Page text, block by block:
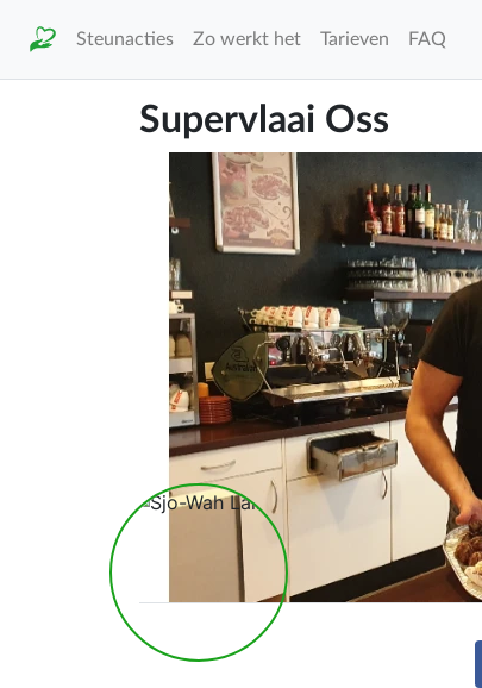
Steunacties Zo werkt het Tarieven FAQ
Supervlaai Oss